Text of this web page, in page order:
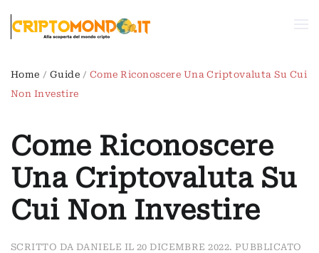
Passa al contenuto principale
Home Guide
Come Riconoscere Una Criptovaluta Su Cui
Non Investire
Come Riconoscere
Una Criptovaluta Su
Cui Non Investire
SCRITTO DA DANIELE IL 20 DICEMBRE 2022. PUBBLICATO